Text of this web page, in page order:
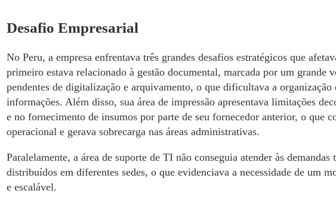
Desafio Empresarial
No Peru, a empresa enfrentava três grandes desafios estratégicos que
primeiro estava relacionado à gestão documental, marcada por um grande
pendentes de digitalização e arquivamento, o que dificultava a organização
informações. Além disso, sua área de impressão apresentava limitações
e no fornecimento de insumos por parte de seu fornecedor anterior, o que
operacional e gerava sobrecarga nas áreas administrativas.
Paralelamente, a área de suporte de TI não conseguia atender às demandas
distribuídos em diferentes sedes, o que evidenciava a necessidade de um
e escalável.